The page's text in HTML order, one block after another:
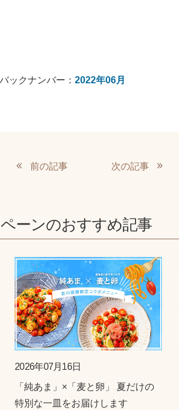
バックナンバー： 2022年06月
前の記事 次の記事
ーンのおすすめ記事
2026年07月16日
「純あま」×「麦と卵」 夏だけの
特別な一皿をお届けします